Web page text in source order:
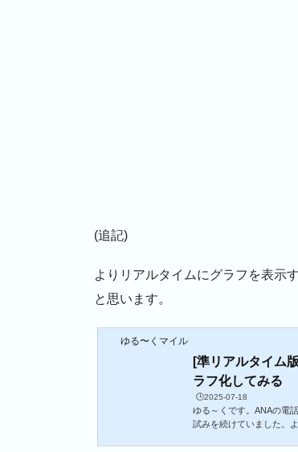
(追記)
よりリアルタイムにグラフを表示
と思います。
ゆる〜くマイル
[準リアルタイム
ラフ化してみる
🕒️2025-07-18
ゆる～くです。ANAの電
試みを続けていました。